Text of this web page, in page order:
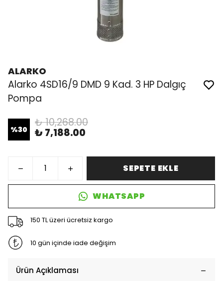
ALARKO
Alarko 4SD16/9 DMD 9 Kad. 3 HP Dalgıç
Pompa
%30
₺ 10,268.00
₺ 7,188.00
SEPETE EKLE
WHATSAPP
150 TL üzeri ücretsiz kargo
10 gün içinde iade değişim
Ürün Açıklaması